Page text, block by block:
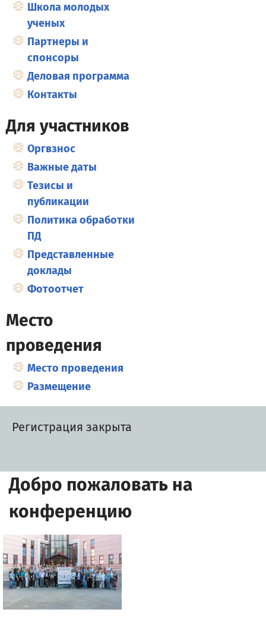
Школа молодых
ученых
Партнеры и
спонсоры
Деловая программа
Контакты
Для участников
Оргвзнос
Важные даты
Тезисы и
публикации
Политика обработки
ПД
Представленные
доклады
Фотоотчет
Место
проведения
Место проведения
Размещение
Регистрация закрыта
Добро пожаловать на
конференцию